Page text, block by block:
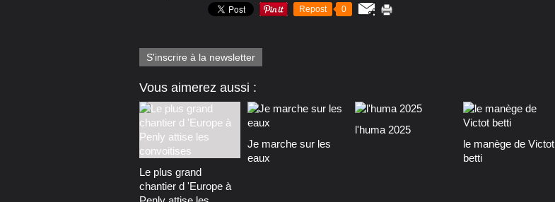
Repost 0
S'inscrire à la newsletter
Vous aimerez aussi :
Le plus grand
chantier d 'Europe à
Je marche sur les
eaux
l'huma 2025
le manège de Victot
betti